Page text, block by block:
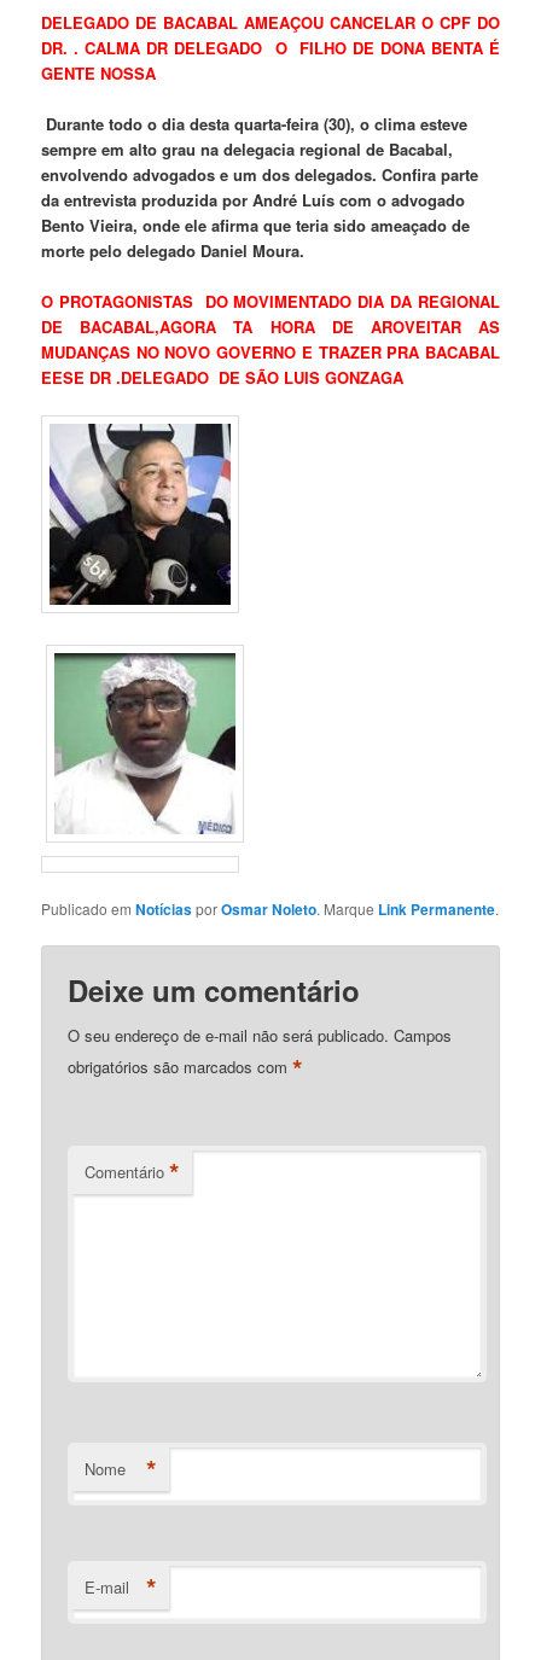
DELEGADO DE BACABAL AMEAÇOU CANCELAR O CPF DO
DR. . CALMA DR DELEGADO O FILHO DE DONA BENTA É
GENTE NOSSA
Durante todo o dia desta quarta-feira (30), o clima esteve
sempre em alto grau na delegacia regional de Bacabal,
envolvendo advogados e um dos delegados. Confira parte
da entrevista produzida por André Luís com o advogado
Bento Vieira, onde ele afirma que teria sido ameaçado de
morte pelo delegado Daniel Moura.
O PROTAGONISTAS DO MOVIMENTADO DIA DA REGIONAL
DE BACABAL,AGORA TA HORA DE AROVEITAR AS
MUDANÇAS NO NOVO GOVERNO E TRAZER PRA BACABAL
EESE DR .DELEGADO DE SÃO LUIS GONZAGA
Publicado emNotíciasporOsmar Noleto. Marque Link Permanente.
Deixe um comentário
O seu endereço de e-mail não será publicado. Campos
obrigatórios são marcados com*
Comentário *
Nome *
E-mail *